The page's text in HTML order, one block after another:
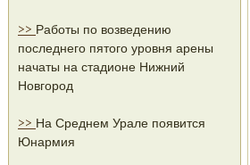
>> Работы по возведению
последнего пятого уровня арены
начаты на стадионе Нижний
Новгород
>> На Среднем Урале появится
Юнармия